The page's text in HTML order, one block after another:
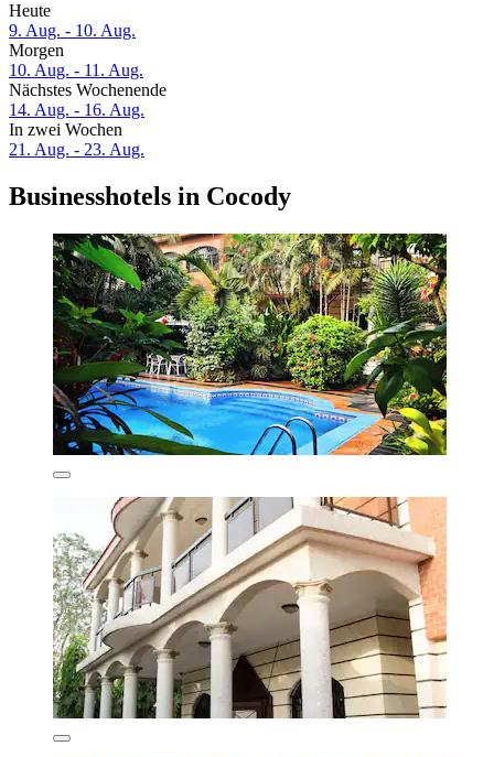
Heute
9. Aug. - 10. Aug.
Morgen
10. Aug. - 11. Aug.
Nächstes Wochenende
14. Aug. - 16. Aug.
In zwei Wochen
21. Aug. - 23. Aug.
Businesshotels in Cocody